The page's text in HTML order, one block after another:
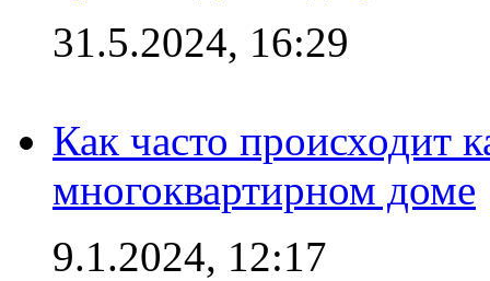
31.5.2024, 16:29
Как часто происходит
многоквартирном доме
9.1.2024, 12:17